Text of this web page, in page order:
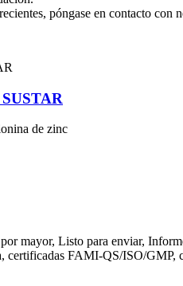
póngase en contacto con
de zinc
mayor, Listo para enviar,
certificadas FAMI-QS/ISO/GMP,